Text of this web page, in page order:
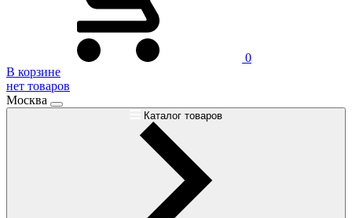
0
В корзине
нет товаров
Москва
Каталог товаров